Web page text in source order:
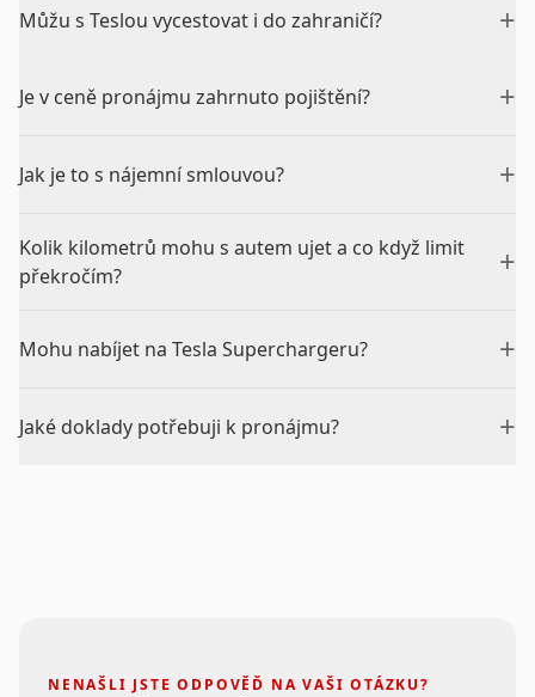
Můžu s Teslou vycestovat i do zahraničí? +
Je v ceně pronájmu zahrnuto pojištění? +
Jak je to s nájemní smlouvou? +
Kolik kilometrů mohu s autem ujet a co když limit
překročím?
+
Mohu nabíjet na Tesla Superchargeru? +
Jaké doklady potřebuji k pronájmu? +
NENAŠLI JSTE ODPOVĚĎ NA VAŠI OTÁZKU?